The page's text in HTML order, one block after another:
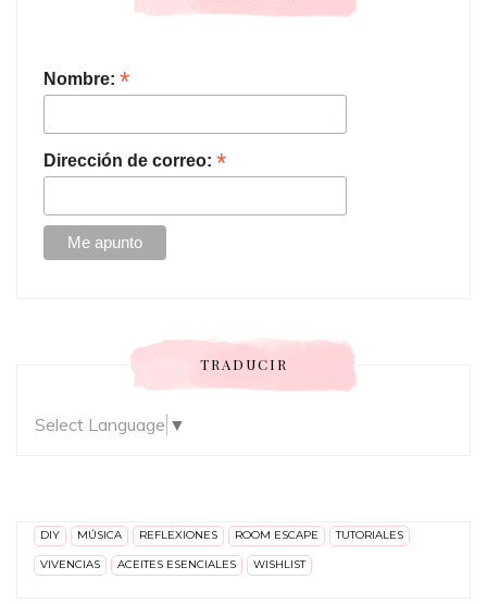
Nombre: *
Dirección de correo: *
TRADUCIR
Select Language ▼
DIY MÚSICA REFLEXIONES ROOM ESCAPE TUTORIALES
VIVENCIAS ACEITES ESENCIALES WISHLIST